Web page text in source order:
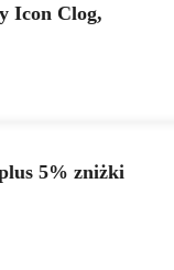
Icon Clog,
5% zniżki